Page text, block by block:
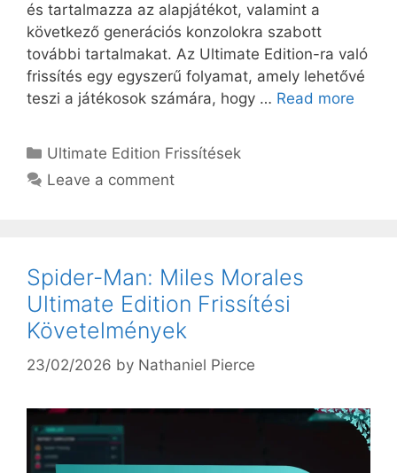
és tartalmazza az alapjátékot, valamint a
következő generációs konzolokra szabott
további tartalmakat. Az Ultimate Edition-ra való
frissítés egy egyszerű folyamat, amely lehetővé
teszi a játékosok számára, hogy … Read more
Categories
Ultimate Edition Frissítések
Leave a comment
Spider-Man: Miles Morales
Ultimate Edition Frissítési
Követelmények
23/02/2026 by Nathaniel Pierce